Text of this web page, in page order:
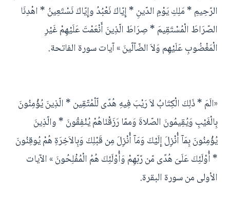
الرّحِيمِ * مَلِكِ يَوْمِ الدّينِ * إِيّاكَ نَعْبُدُ وإِيّاكَ نَسْتَعِينُ * اهْدِنَا
الصّرَاطَ الْمُسْتَقِيمَ * صِرَاطَ الّذِينَ أَنْعَمْتَ عَلَيْهِمْ غَيْرِ
الْمَغْضُوبِ عَلَيْهِم وَلاَ الضّآلّينَ » آيات سورة الفاتحة.
«الَمَ * ذَلِكَ الْكِتَابُ لاَ رَيْبَ فِيهِ هُدًى لّلْمُتّقِين * الّذِينَ يُؤْمِنُونَ
بِالْغَيْبِ وَيُقِيمُونَ الصّلاةَ وَممّا رَزَقْنَاهُمْ يُنْفِقُونَ * والّذِينَ
يُؤْمِنُونَ بِمَآ أُنْزِلَ إِلَيْكَ وَمَآ أُنْزِلَ مِن قَبْلِكَ وَبِالاَخِرَةِ هُمْ يُوقِنُونَ
* أُوْلَئِكَ عَلَىَ هُدًى مّن رّبّهِمْ وَأُوْلَئِكَ هُمُ الْمُفْلِحُونَ » الآيات
الأولى من سورة البقرة.